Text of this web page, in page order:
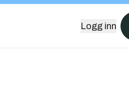
Logg inn